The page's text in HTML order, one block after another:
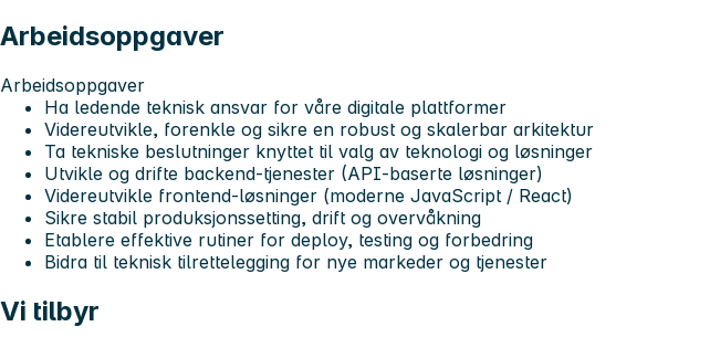
Arbeidsoppgaver
Arbeidsoppgaver
Ha ledende teknisk ansvar for våre digitale plattformer
Videreutvikle, forenkle og sikre en robust og skalerbar arkitektur
Ta tekniske beslutninger knyttet til valg av teknologi og løsninger
Utvikle og drifte backend-tjenester (API-baserte løsninger)
Videreutvikle frontend-løsninger (moderne JavaScript / React)
Sikre stabil produksjonssetting, drift og overvåkning
Etablere effektive rutiner for deploy, testing og forbedring
Bidra til teknisk tilrettelegging for nye markeder og tjenester
Vi tilbyr